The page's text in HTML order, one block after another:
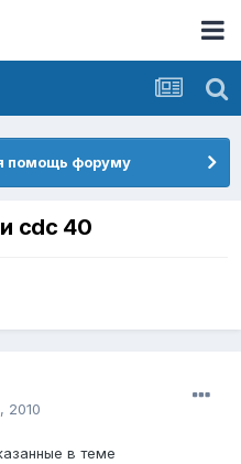
помощь форуму
cdc 40
2010
в теме